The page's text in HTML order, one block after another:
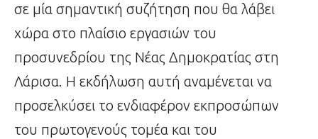
σε μία σημαντική συζήτηση που θα λάβει
χώρα στο πλαίσιο εργασιών του
προσυνεδρίου της Νέας Δημοκρατίας στη
Λάρισα. Η εκδήλωση αυτή αναμένεται να
προσελκύσει το ενδιαφέρον εκπροσώπων
του πρωτογενούς τομέα και του